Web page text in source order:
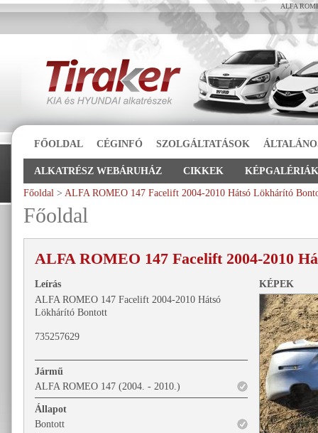
ALFA
FŐOLDAL CÉGINFÓ SZOLGÁLTATÁSOK
ALKATRÉSZ WEBÁRUHÁZ CIKKEK KÉPGALÉRIÁK
Főoldal > ALFA ROMEO 147 Facelift 2004-2010 Hátsó Lökhárító
Főoldal
ALFA ROMEO 147 Facelift 2004-2010
KÉPEK
Leírás
ALFA ROMEO 147 Facelift 2004-2010 Hátsó
Lökhárító Bontott
735257629
Jármű
ALFA ROMEO 147 (2004. - 2010.)
Állapot
Bontott